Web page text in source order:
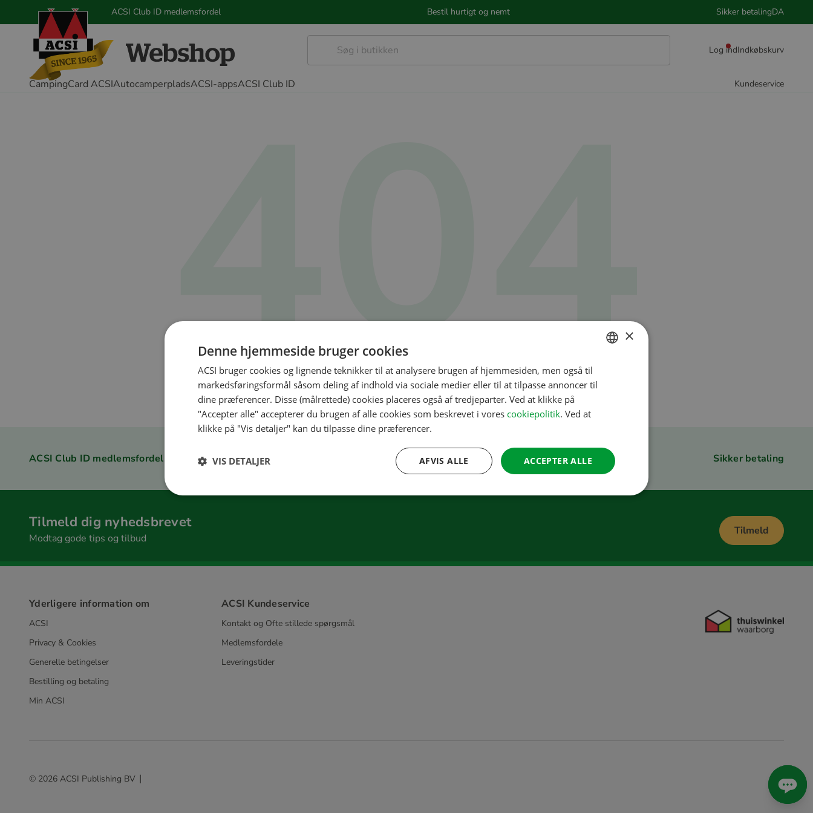
ACSI Club ID medlemsfordel Bestil hurtigt og nemt Sikker betalingDA
Log indIndkøbskurv
CampingCard ACSIAutocamperpladsACSI-appsACSI Club ID Kundeservice
404
Siden du leder efter findes ikke
Åh nej, det ser ud til, at siden du leder efter ikke længere findes eller er blevet flyttet.Gå tilbage til startsiden
ACSI Club ID medlemsfordel Bestil hurtigt og nemt Sikker betaling
Tilmeld dig nyhedsbrevet
Modtag gode tips og tilbud
Tilmeld
Yderligere information om
ACSI
Privacy & Cookies
Generelle betingelser
Bestilling og betaling
Min ACSI
ACSI Kundeservice
Kontakt og Ofte stillede spørgsmål
Medlemsfordele
Leveringstider
© 2026 ACSI Publishing BV
ENGLISH
ITALIAN
DANISH
×
Denne hjemmeside bruger cookies
ACSI bruger cookies og lignende teknikker til at analysere brugen af hjemmesiden, men også til
markedsføringsformål såsom deling af indhold via sociale medier eller til at tilpasse annoncer til
dine præferencer. Disse (målrettede) cookies placeres også af tredjeparter. Ved at klikke på
"Accepter alle" accepterer du brugen af alle cookies som beskrevet i vores cookiepolitik. Ved at
klikke på "Vis detaljer" kan du tilpasse dine præferencer.
ACCEPTER ALLE
AFVIS ALLE
VIS DETALJER